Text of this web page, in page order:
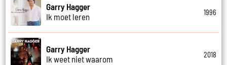
Garry Hagger
Ik moet leren
1996
Garry Hagger
Ik weet niet waarom
2018